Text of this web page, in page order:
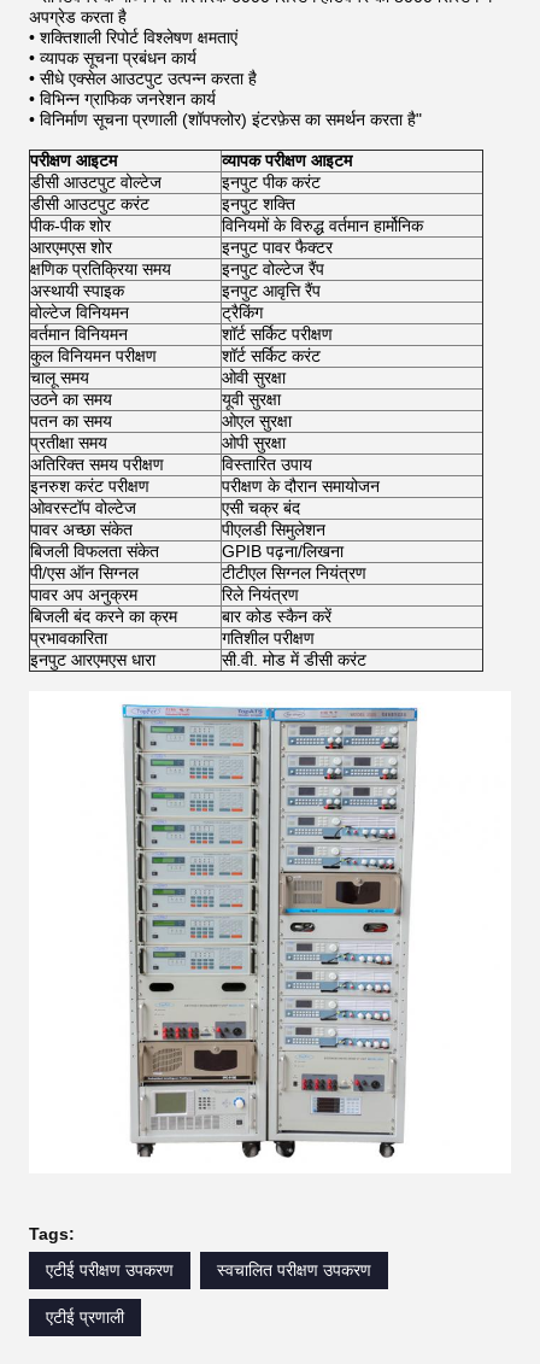
अपग्रेड करता है
• शक्तिशाली रिपोर्ट विश्लेषण क्षमताएं
• व्यापक सूचना प्रबंधन कार्य
• सीधे एक्सेल आउटपुट उत्पन्न करता है
• विभिन्न ग्राफिक जनरेशन कार्य
• विनिर्माण सूचना प्रणाली (शॉपफ्लोर) इंटरफ़ेस का समर्थन करता है"
परीक्षण आइटम
व्यापक परीक्षण आइटम
डीसी आउटपुट वोल्टेज
इनपुट पीक करंट
डीसी आउटपुट करंट
इनपुट शक्ति
पीक-पीक शोर
विनियमों के विरुद्ध वर्तमान हार्मोनिक
आरएमएस शोर
इनपुट पावर फैक्टर
क्षणिक प्रतिक्रिया समय
इनपुट वोल्टेज रैंप
अस्थायी स्पाइक
इनपुट आवृत्ति रैंप
वोल्टेज विनियमन
ट्रैकिंग
वर्तमान विनियमन
शॉर्ट सर्किट परीक्षण
कुल विनियमन परीक्षण
शॉर्ट सर्किट करंट
चालू समय
ओवी सुरक्षा
उठने का समय
यूवी सुरक्षा
पतन का समय
ओएल सुरक्षा
प्रतीक्षा समय
ओपी सुरक्षा
अतिरिक्त समय परीक्षण
विस्तारित उपाय
इनरुश करंट परीक्षण
परीक्षण के दौरान समायोजन
ओवरस्टॉप वोल्टेज
एसी चक्र बंद
पावर अच्छा संकेत
पीएलडी सिमुलेशन
बिजली विफलता संकेत
GPIB पढ़ना/लिखना
पी/एस ऑन सिग्नल
टीटीएल सिग्नल नियंत्रण
पावर अप अनुक्रम
रिले नियंत्रण
बिजली बंद करने का क्रम
बार कोड स्कैन करें
प्रभावकारिता
गतिशील परीक्षण
इनपुट आरएमएस धारा
सी.वी. मोड में डीसी करंट
Tags:
एटीई परीक्षण उपकरण
स्वचालित परीक्षण उपकरण
एटीई प्रणाली